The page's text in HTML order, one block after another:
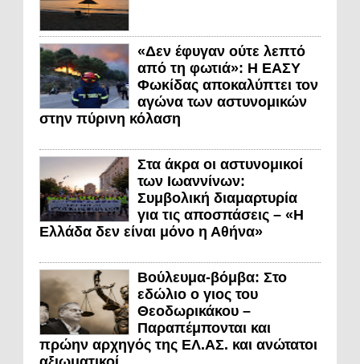
«Δεν έφυγαν ούτε λεπτό
από τη φωτιά»: Η ΕΑΣΥ
Φωκίδας αποκαλύπτει τον
αγώνα των αστυνομικών
στην πύρινη κόλαση
Στα άκρα οι αστυνομικοί
των Ιωαννίνων:
Συμβολική διαμαρτυρία
για τις αποσπάσεις – «Η
Ελλάδα δεν είναι μόνο η Αθήνα»
Βούλευμα-βόμβα: Στο
εδώλιο ο γιος του
Θεοδωρικάκου –
Παραπέμπονται και
πρώην αρχηγός της ΕΛ.ΑΣ. και ανώτατοι